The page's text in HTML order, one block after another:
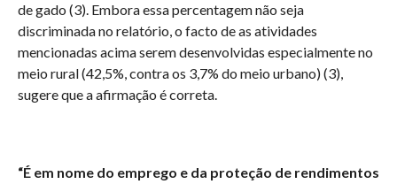
de gado (3). Embora essa percentagem não seja
discriminada no relatório, o facto de as atividades
mencionadas acima serem desenvolvidas especialmente no
meio rural (42,5%, contra os 3,7% do meio urbano) (3),
sugere que a afirmação é correta.
“É em nome do emprego e da proteção de rendimentos